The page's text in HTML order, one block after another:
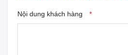
Nội dung khách hàng *